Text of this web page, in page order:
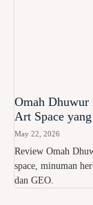
Omah Dhuwur
Art Space
May 22, 2026
Review Omah
space, minuman
dan GEO.